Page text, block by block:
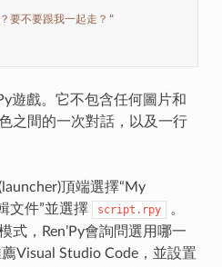
要不要跟我一起走？"
遊戲。它不包含任何圖片和
之間的一次對話，以及一行
頂端選擇“My
文件”並選擇
script.rpy
。
式，Ren’Py會詢問選用哪一
Visual Studio Code，並設置